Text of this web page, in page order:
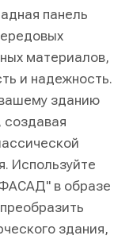
панель
материалов,
и надежность.
зданию
создавая
Используйте
в образе
здания,